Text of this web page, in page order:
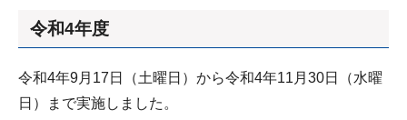
令和4年度
令和4年9月17日（土曜日）から令和4年11月30日（水曜
日）まで実施しました。